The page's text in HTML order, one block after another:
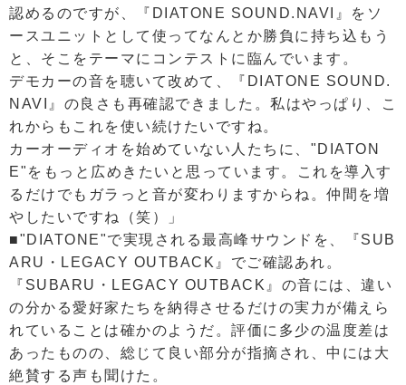
認めるのですが、『DIATONE SOUND.NAVI』をソ
ースユニットとして使ってなんとか勝負に持ち込もう
と、そこをテーマにコンテストに臨んでいます。
デモカーの音を聴いて改めて、『DIATONE SOUND.
NAVI』の良さも再確認できました。私はやっぱり、こ
れからもこれを使い続けたいですね。
カーオーディオを始めていない人たちに、"DIATON
E"をもっと広めきたいと思っています。これを導入す
るだけでもガラっと音が変わりますからね。仲間を増
やしたいですね（笑）」
■"DIATONE"で実現される最高峰サウンドを、『SUB
ARU・LEGACY OUTBACK』でご確認あれ。
『SUBARU・LEGACY OUTBACK』の音には、違い
の分かる愛好家たちを納得させるだけの実力が備えら
れていることは確かのようだ。評価に多少の温度差は
あったものの、総じて良い部分が指摘され、中には大
絶賛する声も聞けた。